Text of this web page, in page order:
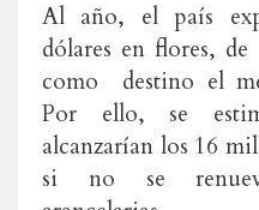
Al año, el país
dólares en flores,
como destino el
Por ello, se
alcanzarían los 16
si no se